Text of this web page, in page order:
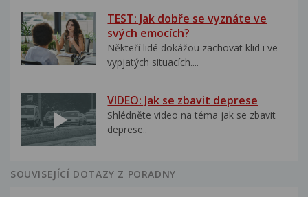
TEST: Jak dobře se vyznáte ve
svých emocích?
Někteří lidé dokážou zachovat klid i ve
vypjatých situacích....
VIDEO: Jak se zbavit deprese
Shlédněte video na téma jak se zbavit
deprese..
SOUVISEJÍCÍ DOTAZY Z PORADNY